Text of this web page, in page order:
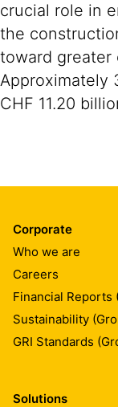
crucial role in
the
toward greater
Approximately
CHF 11.20
Corporate
Who we are
Careers
Financial Reports
Sustainability
GRI Standards
Solutions